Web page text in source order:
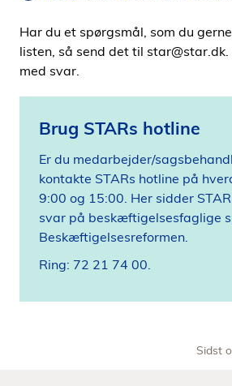
Har du et spørgsmål, som du
listen, så send det til
med svar.
Brug STARs hotline
Er du medarbejder/
kontakte STARs hotline på
9:00 og 15:00. Her sidder
svar på beskæftigelsesfaglige
Beskæftigelsesreformen.
Ring: 72 21 74 00.
Sidst